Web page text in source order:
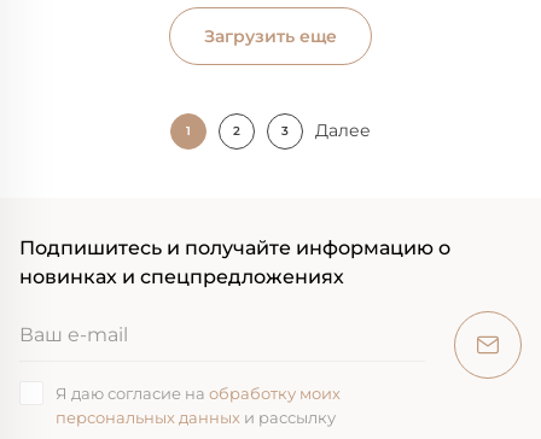
Загрузить еще
1 2 3 Далее
Подпишитесь и получайте информацию о
новинках и спецпредложениях
Я даю согласие на обработку моих
персональных данных и рассылку